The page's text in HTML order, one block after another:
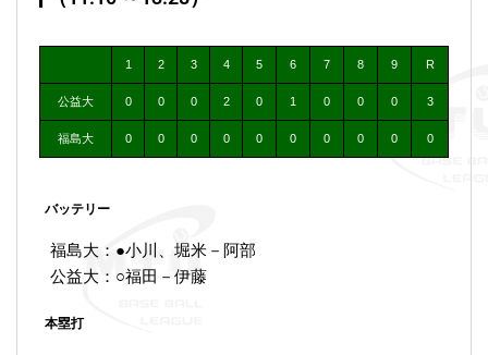
1 2 3 4 5 6 7 8 9 R
公益大 0 0 0 2 0 1 0 0 0 3
福島大 0 0 0 0 0 0 0 0 0 0
バッテリー
福島大：●小川、堀米－阿部
公益大：○福田－伊藤
本塁打